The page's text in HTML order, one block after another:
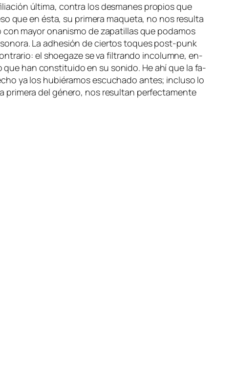
úl­ti­ma, con­tra los des­ma­nes pro­pios que
que en és­ta, su pri­me­ra ma­que­ta, no nos re­sul­ta
ma­yor ona­nis­mo de za­pa­ti­llas que po­da­mos
La adhe­sión de cier­tos to­quespost-punk
el shoe­ga­zese va fil­tran­do in­co­lum­ne, en­
han cons­ti­tui­do en su so­ni­do. He ahí que la fa­
ya los hu­bié­ra­mos es­cu­cha­do an­tes; in­clu­so lo
pri­me­ra del gé­ne­ro, nos re­sul­tan per­fec­ta­men­te